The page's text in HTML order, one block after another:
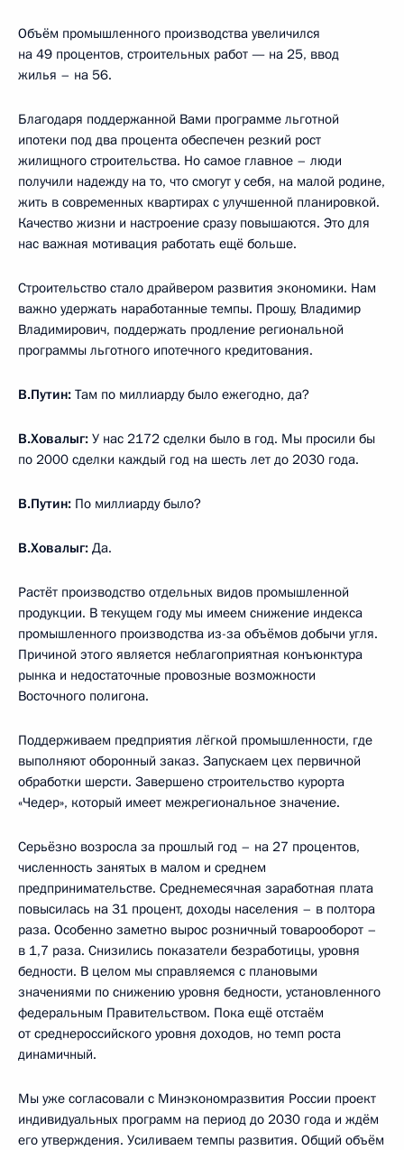
Объём промышленного производства увеличился
на 49 процентов, строительных работ — на 25, ввод
жилья – на 56.
Благодаря поддержанной Вами программе льготной
ипотеки под два процента обеспечен резкий рост
жилищного строительства. Но самое главное – люди
получили надежду на то, что смогут у себя, на малой родине,
жить в современных квартирах с улучшенной планировкой.
Качество жизни и настроение сразу повышаются. Это для
нас важная мотивация работать ещё больше.
Строительство стало драйвером развития экономики. Нам
важно удержать наработанные темпы. Прошу, Владимир
Владимирович, поддержать продление региональной
программы льготного ипотечного кредитования.
В.Путин: Там по миллиарду было ежегодно, да?
В.Ховалыг: У нас 2172 сделки было в год. Мы просили бы
по 2000 сделки каждый год на шесть лет до 2030 года.
В.Путин: По миллиарду было?
В.Ховалыг: Да.
Растёт производство отдельных видов промышленной
продукции. В текущем году мы имеем снижение индекса
промышленного производства из-за объёмов добычи угля.
Причиной этого является неблагоприятная конъюнктура
рынка и недостаточные провозные возможности
Восточного полигона.
Поддерживаем предприятия лёгкой промышленности, где
выполняют оборонный заказ. Запускаем цех первичной
обработки шерсти. Завершено строительство курорта
«Чедер», который имеет межрегиональное значение.
Серьёзно возросла за прошлый год – на 27 процентов,
численность занятых в малом и среднем
предпринимательстве. Среднемесячная заработная плата
повысилась на 31 процент, доходы населения – в полтора
раза. Особенно заметно вырос розничный товарооборот –
в 1,7 раза. Снизились показатели безработицы, уровня
бедности. В целом мы справляемся с плановыми
значениями по снижению уровня бедности, установленного
федеральным Правительством. Пока ещё отстаём
от среднероссийского уровня доходов, но темп роста
динамичный.
Мы уже согласовали с Минэкономразвития России проект
индивидуальных программ на период до 2030 года и ждём
его утверждения. Усиливаем темпы развития. Общий объём